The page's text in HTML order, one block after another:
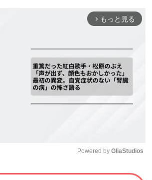
arrow_forward_ios もっと見る
Powered by GliaStudios